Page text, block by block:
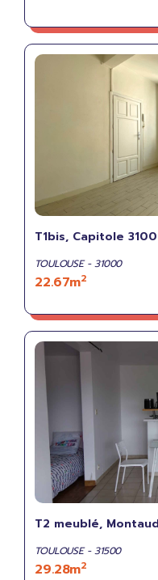
T1bis, Capitole
TOULOUSE - 31000
22.67m2
T2 meublé,
TOULOUSE - 31500
29.28m2